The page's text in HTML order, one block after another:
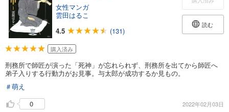
女性マンガ
雲田はるこ
4.5
(131)
読む
購入済み
刑務所で師匠が演った「死神」が忘れられず、刑務所を出てから師匠へ
弟子入りする行動力がお見事。与太郎が成功するか見もの。
＃萌え
0
2022年02月03日